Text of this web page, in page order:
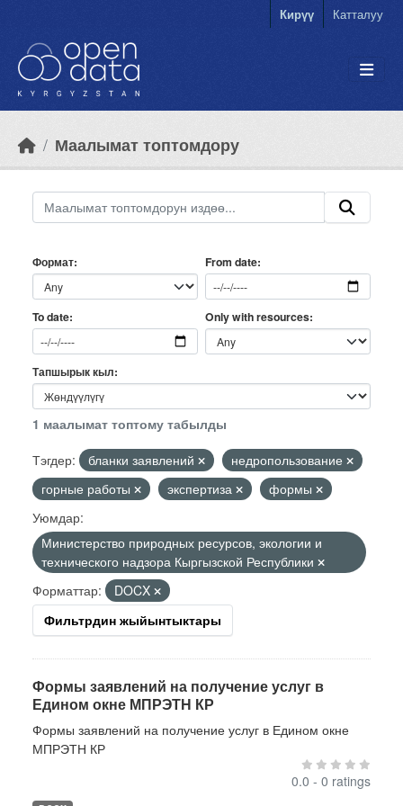
Кирүү Катталуу
Маалымат топтомдору
Формат From date
To date Only with resources
Тапшырык кыл
1 маалымат топтому табылды
Тэгдер:
бланки заявлений
недропользование
горные работы
экспертиза
формы
Уюмдар:
Министерство природных ресурсов, экологии и
технического надзора Кыргызской Республики
Форматтар:
DOCX
Фильтрдин жыйынтыктары
Формы заявлений на получение услуг в
Едином окне МПРЭТН КР
Формы заявлений на получение услуг в Едином окне
МПРЭТН КР
0.0 - 0 ratings